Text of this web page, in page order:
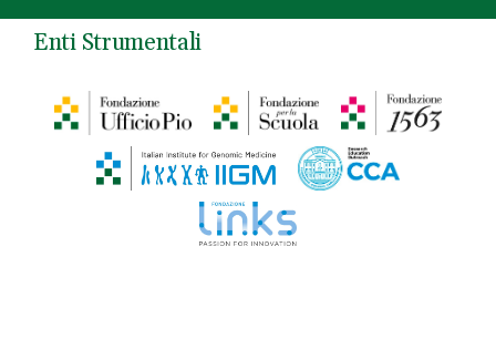
Enti Strumentali